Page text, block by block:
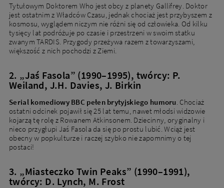
Tytułowym Doktorem Who jest obcy z planety Gallifrey. Doktor
jest ostatnim z Władców Czasu, jednak chociaż jest przybyszem z
kosmosu, wyglądem niczym nie różni się od człowieka. Od kilku
tysięcy lat podróżuje po czasie i przestrzeni w swoim statku
zwanym TARDIS. Przygody przeżywa razem z towarzyszami,
większość z nich pochodzi z Ziemi.
2. „Jaś Fasola” (1990–1995), twórcy: P.
Weiland, J.H. Davies, J. Birkin
Serial komediowy BBC pełen brytyjskiego humoru . Chociaż
ostatni odcinek pojawił się 25 lat temu, nawet młodsi widzowie
kojarzą tę rolę z Rowanem Atkinsonem. Dziecinny, oryginalny i
nieco przygłupi Jaś Fasola da się po prostu lubić. Wciąż jest
obecny w popkulturze i raczej szybko nie zapomnimy o tej
postaci!
3. „Miasteczko Twin Peaks” (1990–1991),
twórcy: D. Lynch, M. Frost